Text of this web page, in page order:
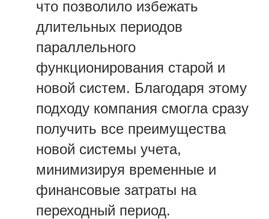
что позволило избежать
длительных периодов
параллельного
функционирования старой и
новой систем. Благодаря этому
подходу компания смогла сразу
получить все преимущества
новой системы учета,
минимизируя временные и
финансовые затраты на
переходный период.